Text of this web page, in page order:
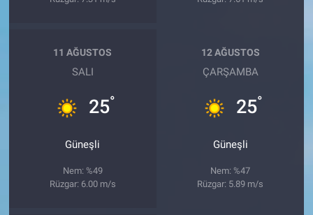
11 AĞUSTOS
SALI
25°
Güneşli
Nem: %49
Rüzgar: 6.00 m/s
12 AĞUSTOS
ÇARŞAMBA
25°
Güneşli
Nem: %47
Rüzgar: 5.89 m/s